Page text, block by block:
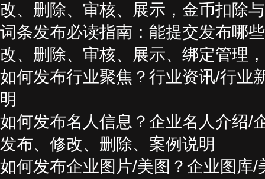
改、删除、审核、展示，金币扣除
词条发布必读指南：能提交发布哪
改、删除、审核、展示、绑定管理
如何发布行业聚焦？行业资讯/行业
明
如何发布名人信息？企业名人介绍/
发布、修改、删除、案例说明
如何发布企业图片/美图？企业图库/